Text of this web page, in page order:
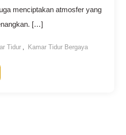
menciptakan atmosfer yang
[…]
Tidur , Kamar Tidur Bergaya